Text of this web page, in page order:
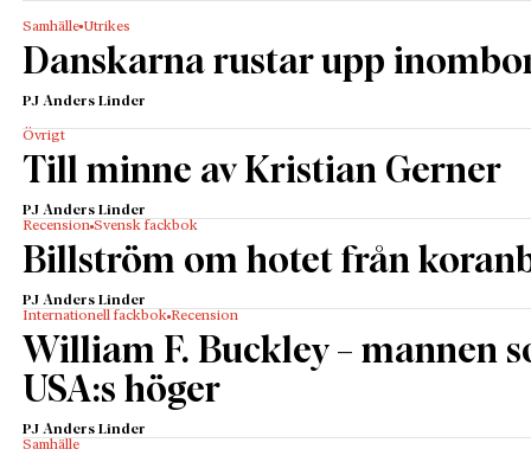
Samhälle Utrikes
Danskarna rustar upp
PJ Anders Linder
Övrigt
Till minne av Kristian Gerner
PJ Anders Linder
Recension Svensk fackbok
Billström om hotet från
PJ Anders Linder
Internationell fackbok Recension
William F. Buckley – mannen
USA:s höger
PJ Anders Linder
Samhälle